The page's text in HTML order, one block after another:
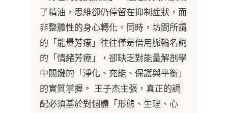
了精油，思維卻仍停留在抑制症狀，而
非整體性的身心轉化。同時，坊間所謂
的「能量芳療」往往僅是借用脈輪名詞
的「情緒芳療」，卻缺乏對能量解剖學
中關鍵的「淨化、充能、保護與平衡」
的實質掌握。 王子杰主張，真正的調
配必須基於對個體「形態、生理、心